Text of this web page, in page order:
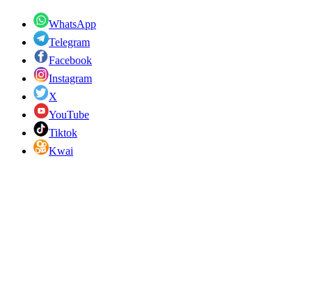
WhatsApp
Telegram
Facebook
Instagram
X
YouTube
Tiktok
Kwai